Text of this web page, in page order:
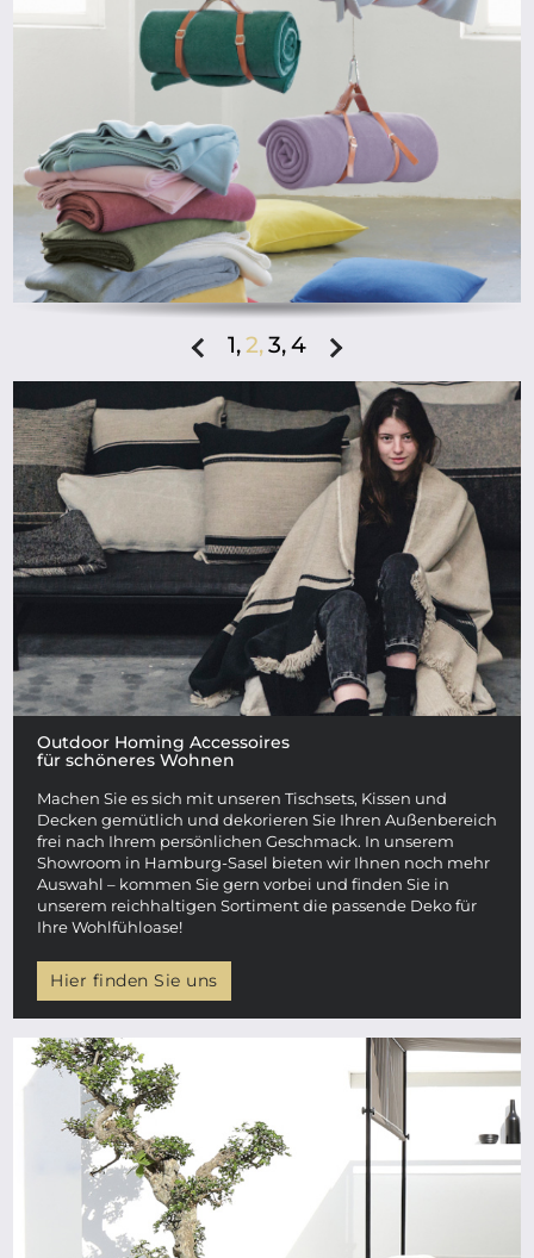
1,2,3,4
Outdoor Homing Accessoires
für schöneres Wohnen
Machen Sie es sich mit unseren Tischsets, Kissen und
Decken gemütlich und dekorieren Sie Ihren Außenbereich
frei nach Ihrem persönlichen Geschmack. In unserem
Showroom in Hamburg-Sasel bieten wir Ihnen noch mehr
Auswahl – kommen Sie gern vorbei und finden Sie in
unserem reichhaltigen Sortiment die passende Deko für
Ihre Wohlfühloase!
Hier finden Sie uns